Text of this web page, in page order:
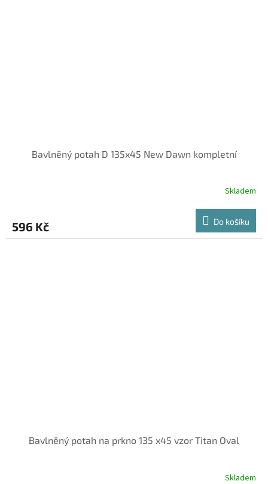
Bavlněný potah D 135x45 New Dawn kompletní
Skladem
596 Kč Do košíku
Bavlněný potah na prkno 135 x45 vzor Titan Oval
Skladem